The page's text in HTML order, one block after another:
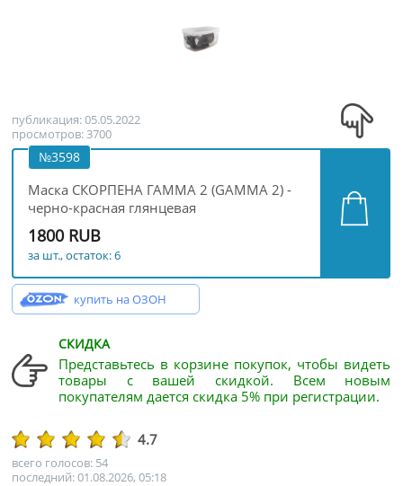
публикация: 05.05.2022
просмотров: 3700
№3598
Маска СКОРПЕНА ГАММА 2 (GAMMA 2) -
черно-красная глянцевая
1800 RUB
за шт., остаток: 6
купить на ОЗОН
СКИДКА
Представьтесь в корзине покупок, чтобы видеть
товары с вашей скидкой. Всем новым
покупателям дается скидка 5% при регистрации.
4.7
всего голосов: 54
последний: 01.08.2026, 05:18